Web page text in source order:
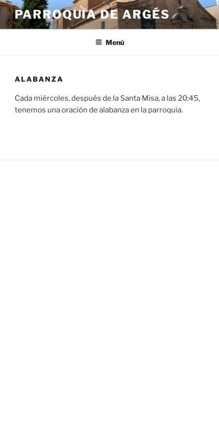
Saltar
contenido
PARROQUIA DE ARGÉS
Menú
ALABANZA
Cada miércoles, después de la Santa Misa, a las 20:45,
tenemos una oración de alabanza en la parroquia.